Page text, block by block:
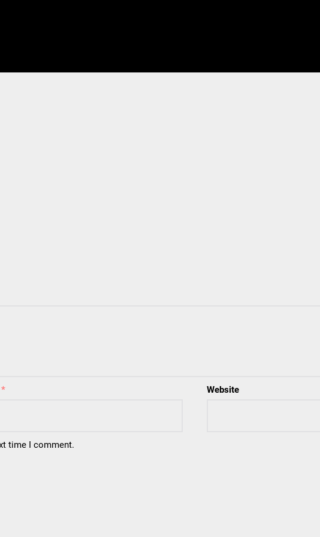
* Website
time I comment.